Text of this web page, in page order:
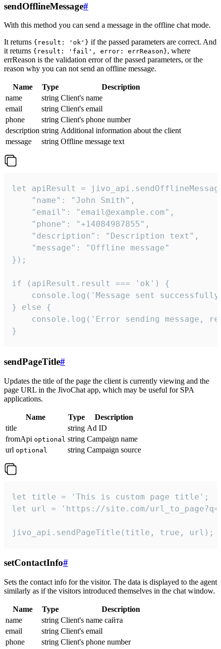
sendOfflineMessage#
With this method you can send a message in the offline chat mode.
It returns {result: 'ok'} if the passed parameters are correct. And
it returns {result: 'fail', error: errReason}, where
errReason is the validation error of the passed parameters, or the
reason why you can not send an offline message.
Name Type
Description
name
string Client's name
email
string Client's email
phone
string Client's phone number
description string Additional information about the client
message
string Offline message text
let apiResult =
    "name": "John Smith",
    "email": "email@example.com",
    "phone": "+14084987855",
    "description": "Description text",
    "message": "Offline message"
});
if (apiResult.result === 'ok') {
console.log('Message sent
} else {
console.log('Error sending message,
}
sendPageTitle#
Updates the title of the page the client is currently viewing and the
page URL in the JivoChat app, which may be useful for SPA
applications.
Name Type
Description
title
string Ad ID
fromApi optional string Campaign name
url optional string Campaign source
let title = 'This is custom page title';
let url = 'https://site.com/
jivo_api.sendPageTitle(title, true, url);
setContactInfo#
Sets the contact info for the visitor. The data is displayed to the agent
similarly as if the visitors introduced themselves in the chat window.
Name Type
Description
name
string Client's name сайта
email
string Client's email
phone
string Client's phone number